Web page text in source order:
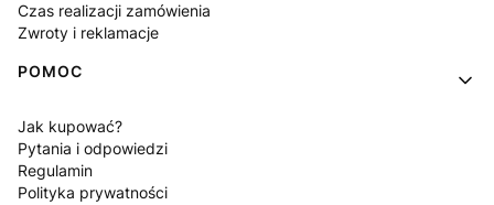
Czas realizacji zamówienia
Zwroty i reklamacje
POMOC
Jak kupować?
Pytania i odpowiedzi
Regulamin
Polityka prywatności